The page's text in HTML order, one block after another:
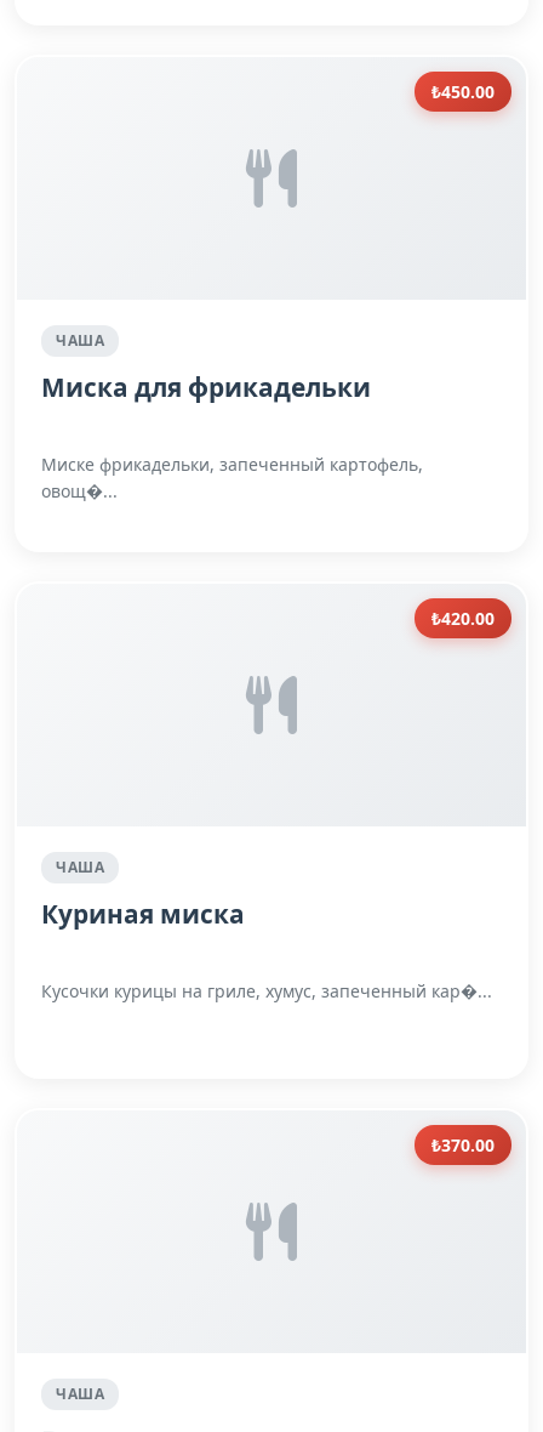
₺450.00
ЧАША
Миска для фрикадельки
Миске фрикадельки, запеченный картофель,
овощ�...
₺420.00
ЧАША
Куриная миска
Кусочки курицы на гриле, хумус, запеченный кар�...
₺370.00
ЧАША